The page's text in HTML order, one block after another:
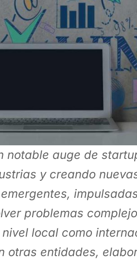
notable auge de
y creando
problemas
local como
otras entidades,